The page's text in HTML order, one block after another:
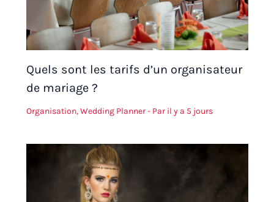
Quels sont les tarifs d’un organisateur
de mariage ?
Organisation,Wedding Planner- Par il y a 5 jours